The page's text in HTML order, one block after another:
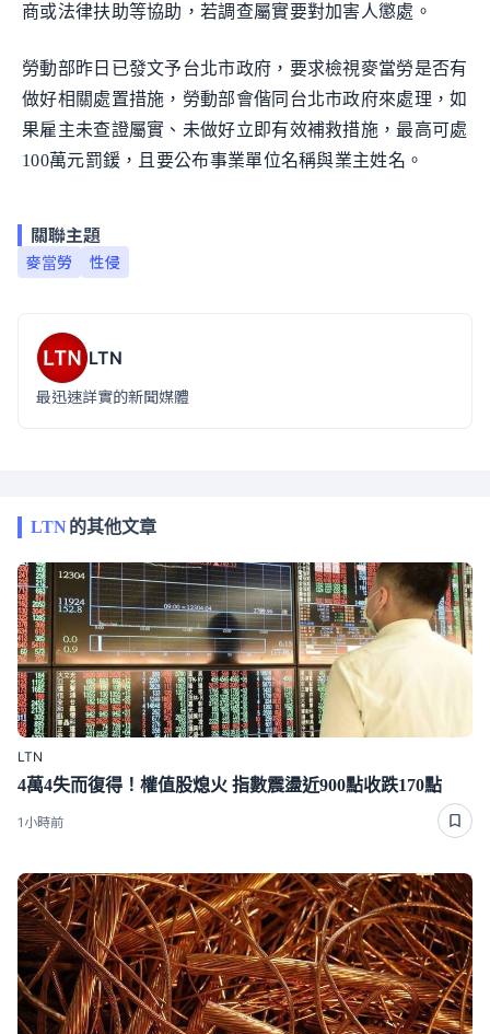
商或法律扶助等協助，若調查屬實要對加害人懲處。
勞動部昨日已發文予台北市政府，要求檢視麥當勞是否有
做好相關處置措施，勞動部會偕同台北市政府來處理，如
果雇主未查證屬實、未做好立即有效補救措施，最高可處
100萬元罰鍰，且要公布事業單位名稱與業主姓名。
關聯主題
麥當勞 性侵
LTN
最迅速詳實的新聞媒體
LTN的其他文章
LTN
4萬4失而復得！權值股熄火 指數震盪近900點收跌170點
1小時前